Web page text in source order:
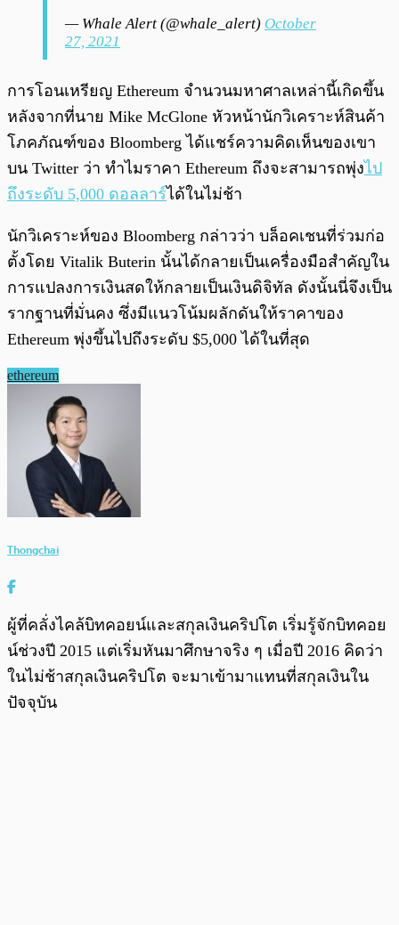
— Whale Alert (@whale_alert) October
27, 2021
การโอนเหรียญ Ethereum จำนวนมหาศาลเหล่านี้เกิดขึ้น
หลังจากที่นาย Mike McGlone หัวหน้านักวิเคราะห์สินค้า
โภคภัณฑ์ของ Bloomberg ได้แชร์ความคิดเห็นของเขา
บน Twitter ว่า ทำไมราคา Ethereum ถึงจะสามารถพุ่งไป
ถึงระดับ 5,000 ดอลลาร์ได้ในไม่ช้า
นักวิเคราะห์ของ Bloomberg กล่าวว่า บล็อคเชนที่ร่วมก่อ
ตั้งโดย Vitalik Buterin นั้นได้กลายเป็นเครื่องมือสำคัญใน
การแปลงการเงินสดให้กลายเป็นเงินดิจิทัล ดังนั้นนี่จึงเป็น
รากฐานที่มั่นคง ซึ่งมีแนวโน้มผลักดันให้ราคาของ
Ethereum พุ่งขึ้นไปถึงระดับ $5,000 ได้ในที่สุด
ethereum
Thongchai
ผู้ที่คลั่งไคล้บิทคอยน์และสกุลเงินคริปโต เริ่มรู้จักบิทคอย
น์ช่วงปี 2015 แต่เริ่มหันมาศึกษาจริง ๆ เมื่อปี 2016 คิดว่า
ในไม่ช้าสกุลเงินคริปโต จะมาเข้ามาแทนที่สกุลเงินใน
ปัจจุบัน